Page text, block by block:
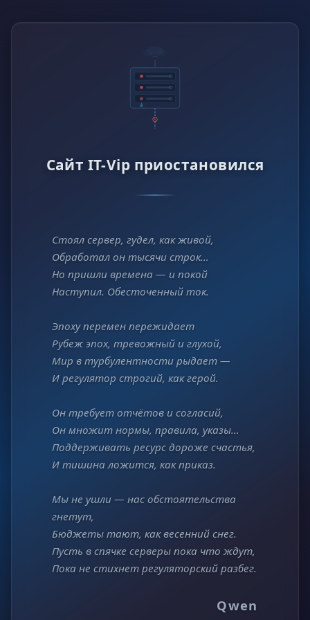
Сайт IT-Vip приостановился
Стоял сервер, гудел, как живой,
Обработал он тысячи строк…
Но пришли времена — и покой
Наступил. Обесточенный ток.
Эпоху перемен пережидает
Рубеж эпох, тревожный и глухой,
Мир в турбулентности рыдает —
И регулятор строгий, как герой.
Он требует отчётов и согласий,
Он множит нормы, правила, указы…
Поддерживать ресурс дороже счастья,
И тишина ложится, как приказ.
Мы не ушли — нас обстоятельства
гнетут,
Бюджеты тают, как весенний снег.
Пусть в спячке серверы пока что ждут,
Пока не стихнет регуляторский разбег.
Qwen